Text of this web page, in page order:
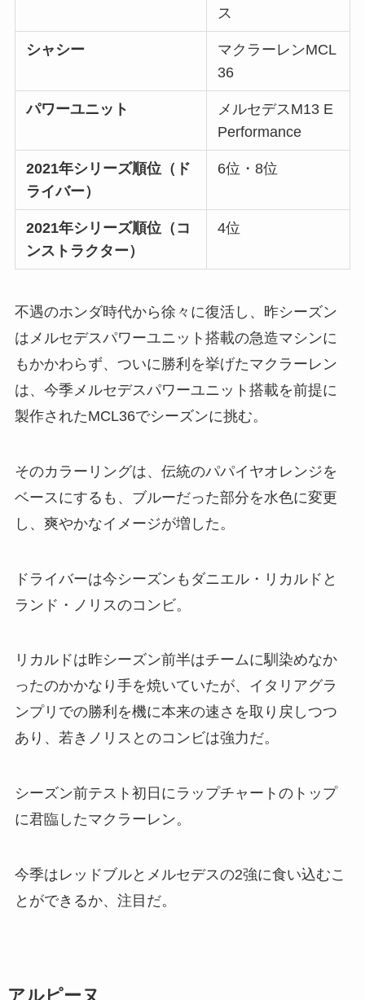
ス
シャシー
マクラーレンMCL
36
パワーユニット
メルセデスM13 E
Performance
2021年シリーズ順位（ド
ライバー）
6位・8位
2021年シリーズ順位（コ
ンストラクター）
4位
不遇のホンダ時代から徐々に復活し、昨シーズン
はメルセデスパワーユニット搭載の急造マシンに
もかかわらず、ついに勝利を挙げたマクラーレン
は、今季メルセデスパワーユニット搭載を前提に
製作されたMCL36でシーズンに挑む。
そのカラーリングは、伝統のパパイヤオレンジを
ベースにするも、ブルーだった部分を水色に変更
し、爽やかなイメージが増した。
ドライバーは今シーズンもダニエル・リカルドと
ランド・ノリスのコンビ。
リカルドは昨シーズン前半はチームに馴染めなか
ったのかかなり手を焼いていたが、イタリアグラ
ンプリでの勝利を機に本来の速さを取り戻しつつ
あり、若きノリスとのコンビは強力だ。
シーズン前テスト初日にラップチャートのトップ
に君臨したマクラーレン。
今季はレッドブルとメルセデスの2強に食い込むこ
とができるか、注目だ。
アルピーヌ